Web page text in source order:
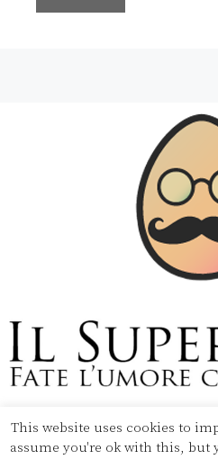
Copyright © 2020 Il
This website uses cookies to
assume you're ok with this, but